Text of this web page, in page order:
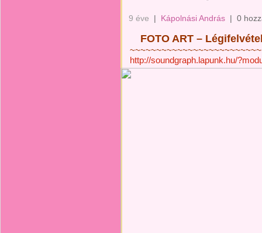
9 éve | Kápolnási András | 0
FOTO ART –
http://soundgraph.lapunk.hu/